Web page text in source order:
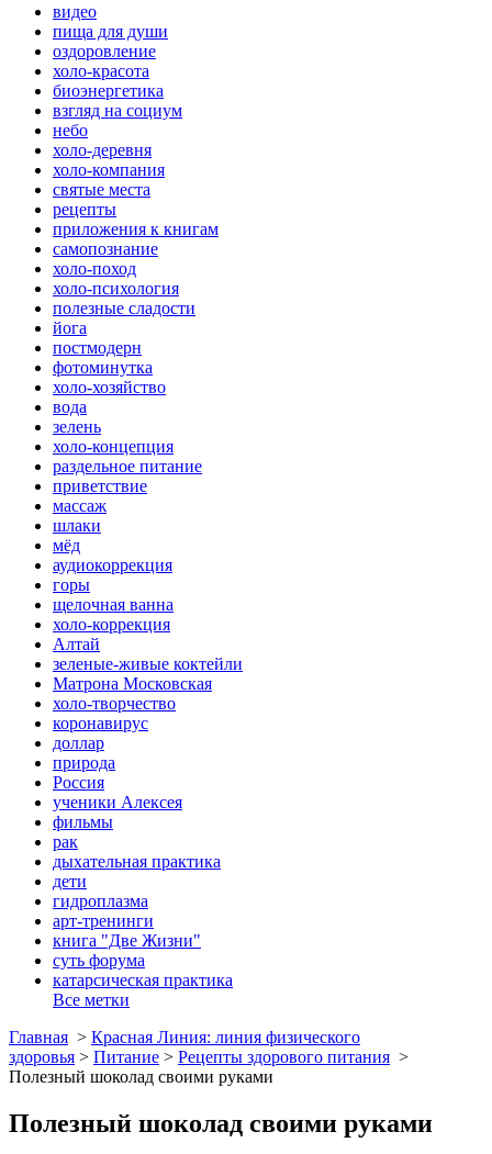
видео
пища для души
оздоровление
холо-красота
биоэнергетика
взгляд на социум
небо
холо-деревня
холо-компания
святые места
рецепты
приложения к книгам
самопознание
холо-поход
холо-психология
полезные сладости
йога
постмодерн
фотоминутка
холо-хозяйство
вода
зелень
холо-концепция
раздельное питание
приветствие
массаж
шлаки
мёд
аудиокоррекция
горы
щелочная ванна
холо-коррекция
Алтай
зеленые-живые коктейли
Матрона Московская
холо-творчество
коронавирус
доллар
природа
Россия
ученики Алексея
фильмы
рак
дыхательная практика
дети
гидроплазма
арт-тренинги
книга "Две Жизни"
суть форума
катарсическая практика
Все метки
Главная > Красная Линия: линия физического
здоровья > Питание > Рецепты здорового питания >
Полезный шоколад своими руками
Полезный шоколад своими руками